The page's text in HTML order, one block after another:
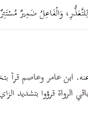
وَالْفَاعِلُ ضَمِيرٌ
ابن عامر وعاصمقرآ
باقي الرواةقرؤوا بتشديد